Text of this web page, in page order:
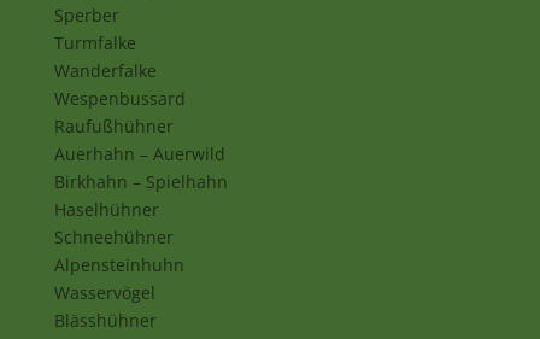
Sperber
Turmfalke
Wanderfalke
Wespenbussard
Raufußhühner
Auerhahn – Auerwild
Birkhahn – Spielhahn
Haselhühner
Schneehühner
Alpensteinhuhn
Wasservögel
Blässhühner